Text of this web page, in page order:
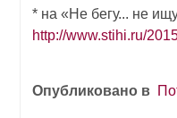
* на «Не бегу... не
http://www.stihi.ru/
Опубликовано в